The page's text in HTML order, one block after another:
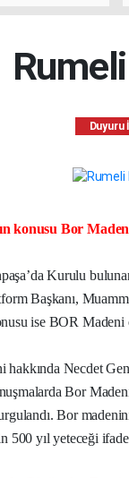
Duyuru
konusu Bor
Kurulu
Başkanı,
ise BOR Madeni
hakkında Necdet
Bor
Bor
500 yıl yeteceği